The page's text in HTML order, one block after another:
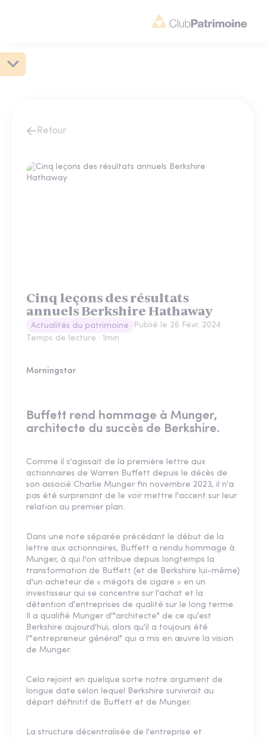
Retour
Cinq leçons des résultats
annuels Berkshire Hathaway
Actualités du patrimoine Publié le 26 Févr. 2024
Temps de lecture : 1min
Morningstar
Buffett rend hommage à Munger,
architecte du succès de Berkshire.
Comme il s'agissait de la première lettre aux
actionnaires de Warren Buffett depuis le décès de
son associé Charlie Munger fin novembre 2023, il n'a
pas été surprenant de le voir mettre l'accent sur leur
relation au premier plan.
Dans une note séparée précédant le début de la
lettre aux actionnaires, Buffett a rendu hommage à
Munger, à qui l'on attribue depuis longtemps la
transformation de Buffett (et de Berkshire lui-même)
d'un acheteur de « mégots de cigare » en un
investisseur qui se concentre sur l'achat et la
détention d'entreprises de qualité sur le long terme.
Il a qualifié Munger d'"architecte" de ce qu'est
Berkshire aujourd'hui, alors qu'il a toujours été
l'"entrepreneur général" qui a mis en œuvre la vision
de Munger.
Cela rejoint en quelque sorte notre argument de
longue date selon lequel Berkshire survivrait au
départ définitif de Buffett et de Munger.
La structure décentralisée de l'entreprise et